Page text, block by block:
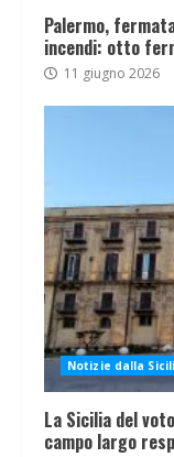
Palermo,
incendi: otto
11 giugno 2026
Notizie dalla
La Sicilia del
campo largo